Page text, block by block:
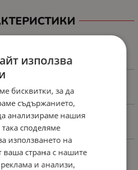
използва
бисквитки, за да
съдържанието,
анализираме нашия
споделяме
използването на
ваша страна с нашите
и анализи,